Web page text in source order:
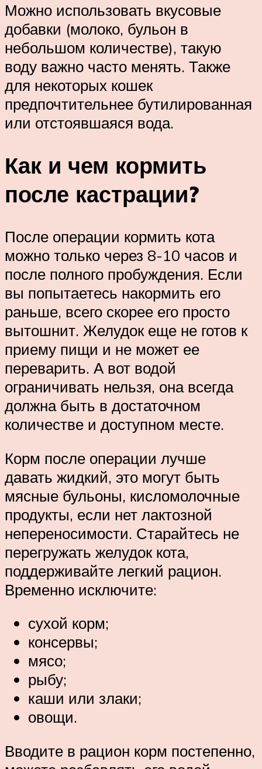
Можно использовать вкусовые
добавки (молоко, бульон в
небольшом количестве), такую
воду важно часто менять. Также
для некоторых кошек
предпочтительнее бутилированная
или отстоявшаяся вода.
Как и чем кормить
после кастрации?
После операции кормить кота
можно только через 8-10 часов и
после полного пробуждения. Если
вы попытаетесь накормить его
раньше, всего скорее его просто
вытошнит. Желудок еще не готов к
приему пищи и не может ее
переварить. А вот водой
ограничивать нельзя, она всегда
должна быть в достаточном
количестве и доступном месте.
Корм после операции лучше
давать жидкий, это могут быть
мясные бульоны, кисломолочные
продукты, если нет лактозной
непереносимости. Старайтесь не
перегружать желудок кота,
поддерживайте легкий рацион.
Временно исключите:
сухой корм;
консервы;
мясо;
рыбу;
каши или злаки;
овощи.
Вводите в рацион корм постепенно,